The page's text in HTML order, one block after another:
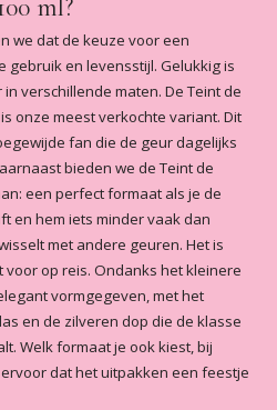
Super blij mee!!
voor de hele
er zo blij mee zo
geur achtervolgd
heerlijk
tenminste goed
zo snel. Ik vond
dat ik er proefjes bij
kende ik niet
verlanglijstje. En
echt heel mooi
weer een mooi
heb ik een goed
11
super mooie geur ,
zoenen prachtig
Met prachtige
ml?
we dat de keuze voor een
en levensstijl. Gelukkig is
verschillende maten. De Teint de
onze meest verkochte variant. Dit
fan die de geur dagelijks
bieden we de Teint de
een perfect formaat als je de
en hem iets minder vaak dan
met andere geuren. Het is
op reis. Ondanks het kleinere
vormgegeven, met het
en de zilveren dop die de klasse
Welk formaat je ook kiest, bij
dat het uitpakken een feestje